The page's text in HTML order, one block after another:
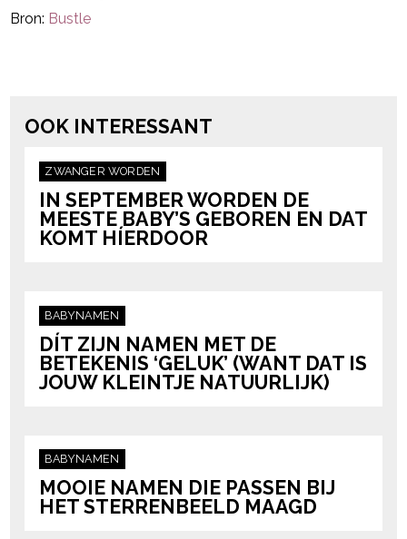
Bron: Bustle
OOK INTERESSANT
ZWANGER WORDEN
IN SEPTEMBER WORDEN DE
MEESTE BABY’S GEBOREN EN DAT
KOMT HÍERDOOR
BABYNAMEN
DÍT ZIJN NAMEN MET DE
BETEKENIS ‘GELUK’ (WANT DAT IS
JOUW KLEINTJE NATUURLIJK)
BABYNAMEN
MOOIE NAMEN DIE PASSEN BIJ
HET STERRENBEELD MAAGD